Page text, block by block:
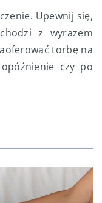
Upewnij się,
z wyrazem
torbę na
czy po